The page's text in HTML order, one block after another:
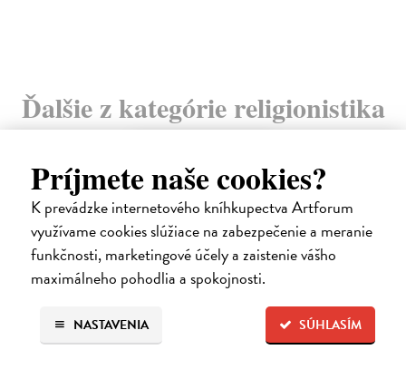
Príjmete naše cookies?
K prevádzke internetového kníhkupectva Artforum
využívame cookies slúžiace na zabezpečenie a meranie
funkčnosti, marketingové účely a zaistenie vášho
maximálneho pohodlia a spokojnosti.
SÚHLASÍM
NASTAVENIA
Ďalšie z kategórie religionistika